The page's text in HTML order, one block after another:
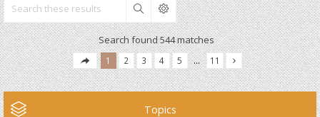
Search
Search found 544 matches
1 2 3 4 5 … 11
Topics